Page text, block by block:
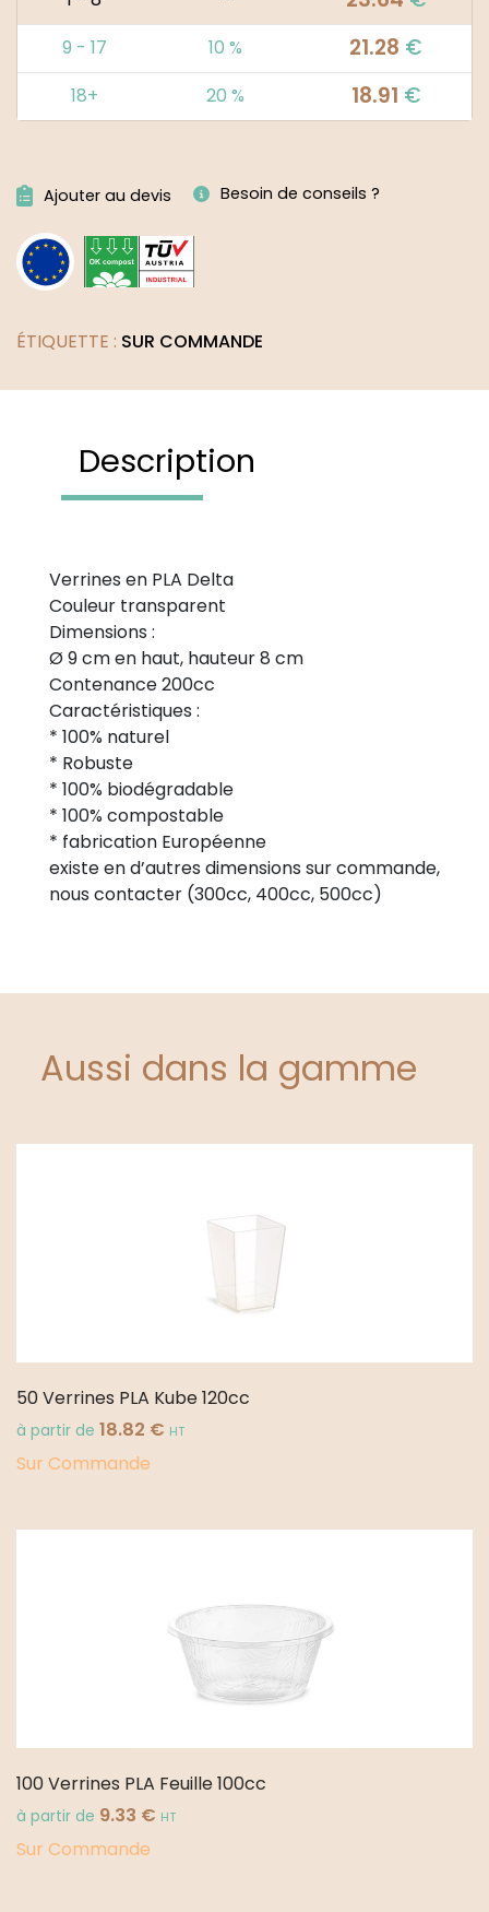
9 - 17 10 % 21.28 €
18+ 20 % 18.91 €
Ajouter au devis Besoin de conseils ?
ÉTIQUETTE : SUR COMMANDE
Description
Verrines en PLA Delta
Couleur transparent
Dimensions :
Ø 9 cm en haut, hauteur 8 cm
Contenance 200cc
Caractéristiques :
* 100% naturel
* Robuste
* 100% biodégradable
* 100% compostable
* fabrication Européenne
existe en d’autres dimensions sur commande,
nous contacter (300cc, 400cc, 500cc)
Aussi dans la gamme
50 Verrines PLA Kube 120cc
à partir de 18.82 € HT
Sur Commande
100 Verrines PLA Feuille 100cc
à partir de 9.33 € HT
Sur Commande